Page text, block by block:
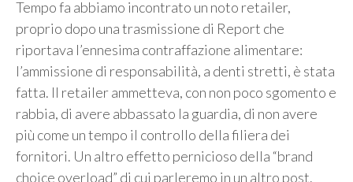
Tempo fa abbiamo incontrato un noto retailer,
proprio dopo una trasmissione di Report che
riportava l’ennesima contraffazione alimentare:
l’ammissione di responsabilità, a denti stretti, è stata
fatta. Il retailer ammetteva, con non poco sgomento e
rabbia, di avere abbassato la guardia, di non avere
più come un tempo il controllo della filiera dei
fornitori. Un altro effetto pernicioso della “brand
choice overload” di cui parleremo in un altro post.